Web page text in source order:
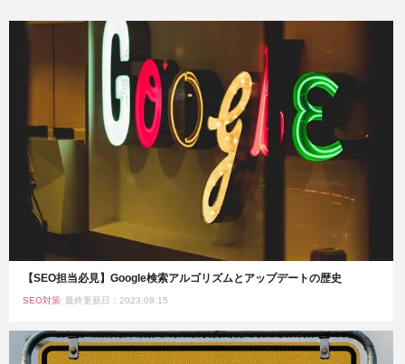
【SEO担当必見】Google検索アルゴリズムとアップデートの歴史
SEO対策 最終更新日：2023.09.15